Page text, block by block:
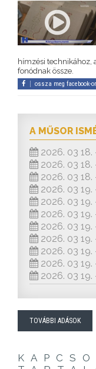
hímzési technikához,
fonódnak össze.
ossza meg facebook-
A MŰSOR
2026. 03
2026. 03
2026. 03
2026. 03
2026. 03
2026. 03
2026. 03
2026. 03
2026. 03
2026. 03
2026. 03
TOVÁBBI ADÁSOK